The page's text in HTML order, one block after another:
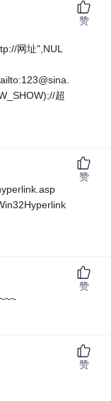
网址",NUL
超
赞
赞
赞
赞